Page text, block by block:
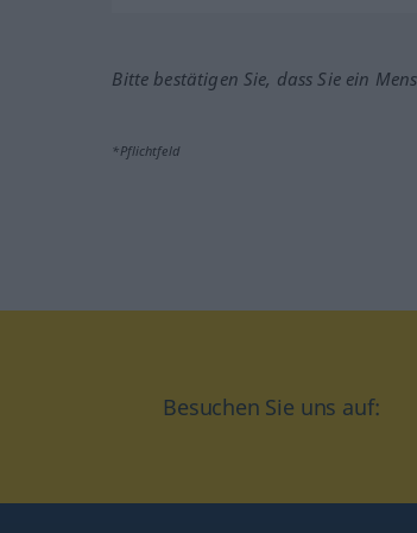
Bitte bestätigen Sie, dass Sie ein
*Pflichtfeld
Besuchen Sie uns auf: